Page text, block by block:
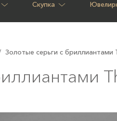
Скупка
Золотые серьги с бриллиантами